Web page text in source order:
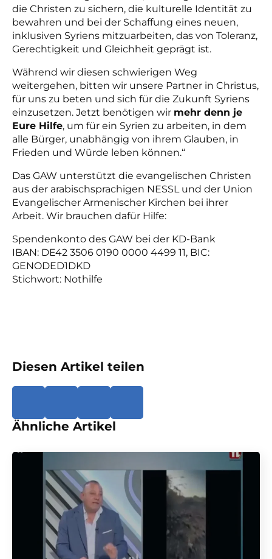
die Christen zu sichern, die kulturelle Identität zu
bewahren und bei der Schaffung eines neuen,
inklusiven Syriens mitzuarbeiten, das von Toleranz,
Gerechtigkeit und Gleichheit geprägt ist.
Während wir diesen schwierigen Weg
weitergehen, bitten wir unsere Partner in Christus,
für uns zu beten und sich für die Zukunft Syriens
einzusetzen. Jetzt benötigen wir mehr denn je
Eure Hilfe, um für ein Syrien zu arbeiten, in dem
alle Bürger, unabhängig von ihrem Glauben, in
Frieden und Würde leben können.“
Das GAW unterstützt die evangelischen Christen
aus der arabischsprachigen NESSL und der Union
Evangelischer Armenischer Kirchen bei ihrer
Arbeit. Wir brauchen dafür Hilfe:
Spendenkonto des GAW bei der KD-Bank
IBAN: DE42 3506 0190 0000 4499 11, BIC:
GENODED1DKD
Stichwort: Nothilfe
Diesen Artikel teilen
Ähnliche Artikel